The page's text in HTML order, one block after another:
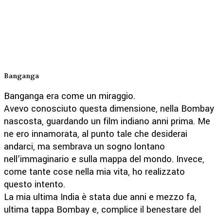
Banganga
Banganga era come un miraggio.
Avevo conosciuto questa dimensione, nella Bombay
nascosta, guardando un film indiano anni prima. Me
ne ero innamorata, al punto tale che desiderai
andarci, ma sembrava un sogno lontano
nell’immaginario e sulla mappa del mondo. Invece,
come tante cose nella mia vita, ho realizzato
questo intento.
La mia ultima India è stata due anni e mezzo fa,
ultima tappa Bombay e, complice il benestare del